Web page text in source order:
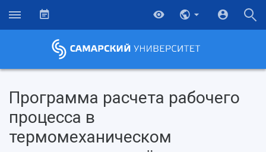
Программа расчета рабочего
процесса в
термомеханическом